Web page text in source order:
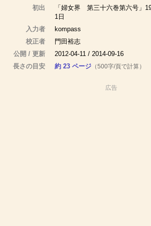
初出
「婦女界 第三十六巻第六号」
1日
入力者
kompass
校正者
門田裕志
公開 / 更新
2012-04-11 / 2014-09-16
長さの目安
約 23 ページ （500字/頁で計算）
広告